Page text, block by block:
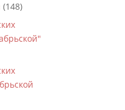
(148)